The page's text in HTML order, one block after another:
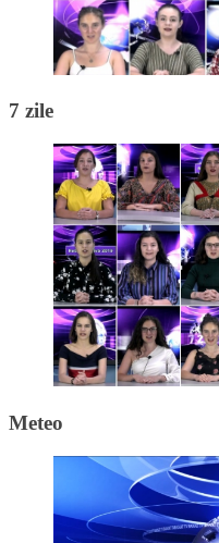
7 zile
Meteo